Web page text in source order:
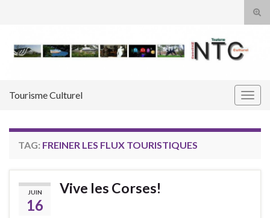
Tourisme Culturel
TAG: FREINER LES FLUX TOURISTIQUES
JUIN
16
Vive les Corses!